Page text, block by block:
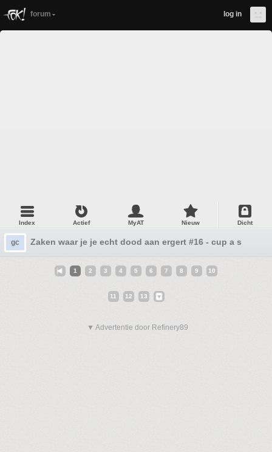
forum log in
Index Actief MyAT Nieuw Dicht
gc Zaken waar je je echt dood aan ergert #16 - cup a soup
1 2 3 4 5 6 7 8 9 10
11 12 13
▼ Advertentie door Refinery89